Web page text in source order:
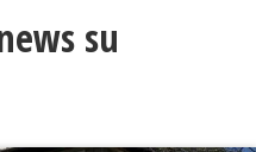
su